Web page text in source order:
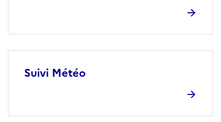
Suivi Météo